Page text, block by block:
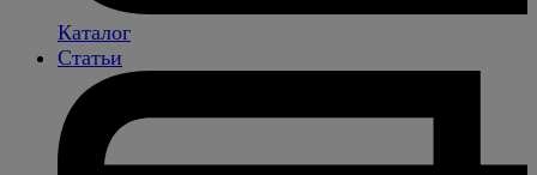
Каталог
Статьи